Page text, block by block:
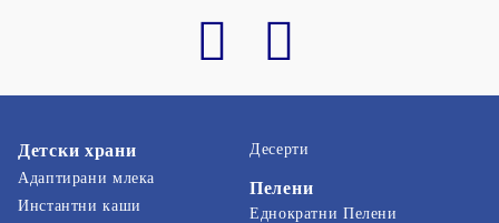
Детски храни
Адаптирани млека
Инстантни каши
Десерти
Пелени
Еднократни Пелени